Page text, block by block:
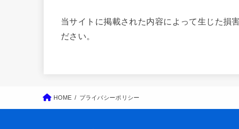
当サイトに掲載された内容によって生じた損
ださい。
HOME プライバシーポリシー